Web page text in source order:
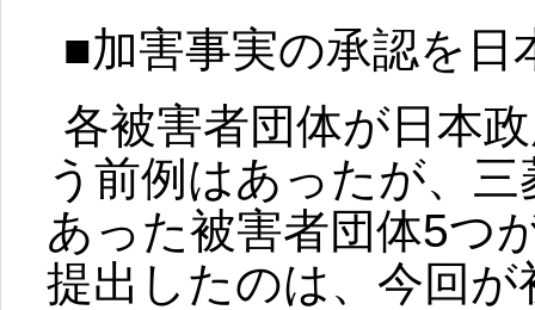
■加害事実の承認を日
各被害者団体が日本
う前例はあったが、
あった被害者団体5つ
提出したのは、今回